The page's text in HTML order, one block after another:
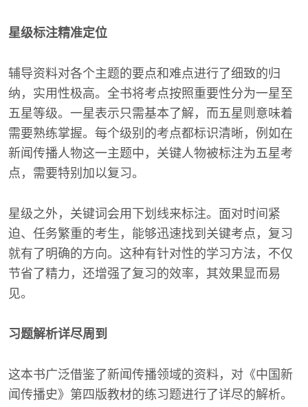
星级标注精准定位
辅导资料对各个主题的要点和难点进行了细致的归
纳，实用性极高。全书将考点按照重要性分为一星至
五星等级。一星表示只需基本了解，而五星则意味着
需要熟练掌握。每个级别的考点都标识清晰，例如在
新闻传播人物这一主题中，关键人物被标注为五星考
点，需要特别加以复习。
星级之外，关键词会用下划线来标注。面对时间紧
迫、任务繁重的考生，能够迅速找到关键考点，复习
就有了明确的方向。这种有针对性的学习方法，不仅
节省了精力，还增强了复习的效率，其效果显而易
见。
习题解析详尽周到
这本书广泛借鉴了新闻传播领域的资料，对《中国新
闻传播史》第四版教材的练习题进行了详尽的解析。